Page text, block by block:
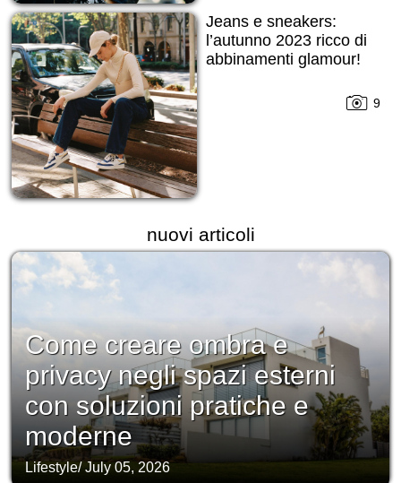
Jeans e sneakers:
l’autunno 2023 ricco di
abbinamenti glamour!
9
nuovi articoli
Come creare ombra e
privacy negli spazi esterni
con soluzioni pratiche e
moderne
Lifestyle/July 05, 2026